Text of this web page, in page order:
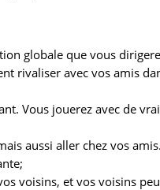
globale que vous
rivaliser avec vos amis
Vous jouerez avec de
aussi aller chez vos
voisins, et vos voisins